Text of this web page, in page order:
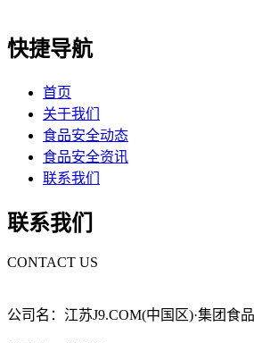
快捷导航
首页
关于我们
食品安全动态
食品安全资讯
联系我们
联系我们
CONTACT US
公司名：江苏J9.COM(中国区)·集团食